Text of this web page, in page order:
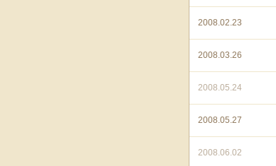
2008.02.23
2008.03.26
2008.05.24
2008.05.27
2008.06.02